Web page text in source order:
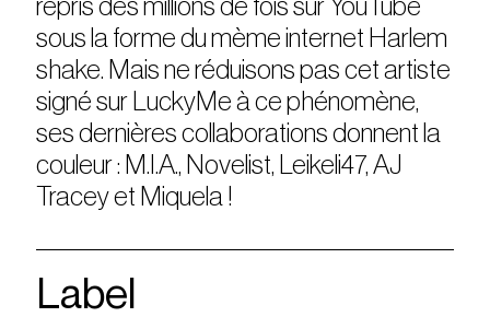
repris des millions de fois sur YouTube
sous la forme du mème internet Harlem
shake. Mais ne réduisons pas cet artiste
signé sur LuckyMe à ce phénomène,
ses dernières collaborations donnent la
couleur : M.I.A., Novelist, Leikeli47, AJ
Tracey et Miquela !
Label